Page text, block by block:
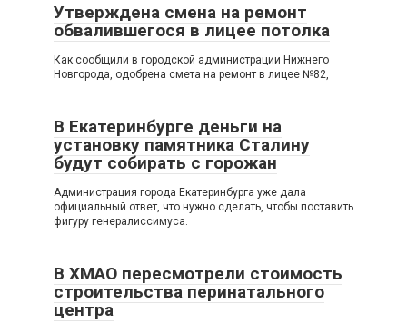
Утверждена смена на ремонт
обвалившегося в лицее потолка
Как сообщили в городской администрации Нижнего
Новгорода, одобрена смета на ремонт в лицее №82,
В Екатеринбурге деньги на
установку памятника Сталину
будут собирать с горожан
Администрация города Екатеринбурга уже дала
официальный ответ, что нужно сделать, чтобы поставить
фигуру генералиссимуса.
В ХМАО пересмотрели стоимость
строительства перинатального
центра